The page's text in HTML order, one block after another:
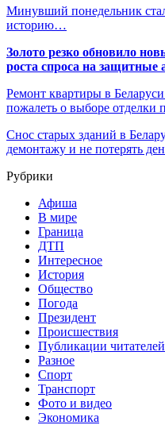
Минувший понедельник
историю…
Золото резко обновило
роста спроса на защитные
Ремонт квартиры в
пожалеть о выборе отделки
Снос старых зданий в
демонтажу и не потерять
Рубрики
Афиша
В мире
Граница
ДТП
Интересное
История
Общество
Погода
Президент
Происшествия
Публикации читателей
Разное
Спорт
Транспорт
Фото и видео
Экономика